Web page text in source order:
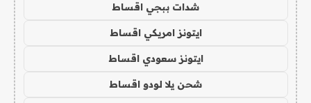
شدات ببجي اقساط
ايتونز امريكي اقساط
ايتونز سعودي اقساط
شحن يلا لودو اقساط